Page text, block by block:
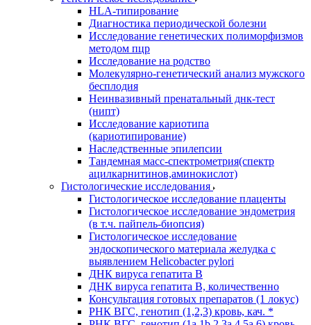
HLA-типирование
Диагностика периодической болезни
Исследование генетических полиморфизмов
методом пцр
Исследование на родство
Молекулярно-генетический анализ мужского
бесплодия
Неинвазивный пренатальный днк-тест
(нипт)
Исследование кариотипа
(кариотипирование)
Наследственные эпилепсии
Тандемная масс-спектрометрия(спектр
ацилкарнитинов,аминокислот)
Гистологические исследования
Гистологическое исследование плаценты
Гистологическое исследование эндометрия
(в т.ч. пайпель-биопсия)
Гистологическое исследование
эндоскопического материала желудка с
выявлением Helicobacter pylori
ДНК вируса гепатита B
ДНК вируса гепатита B, количественно
Консультация готовых препаратов (1 локус)
РНК ВГC, генотип (1,2,3) кровь, кач. *